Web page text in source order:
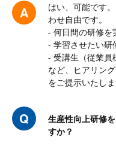
自動車・機械企業様
内容： 満足・良かった
講師： 満足・良かった
はい、可能です
わせ自由です。
- 何日間の研修を
- 学習させたい研
- 受講生（従業員
など、ヒアリン
をご提示いたしま
生産性向上研修
すか？